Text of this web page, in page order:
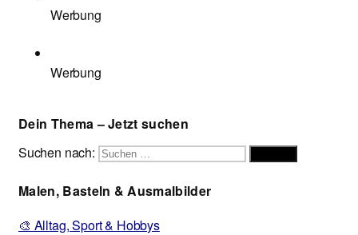
Werbung
Werbung
Dein Thema – Jetzt suchen
Suchen nach:
Malen, Basteln & Ausmalbilder
🎨 Alltag, Sport & Hobbys